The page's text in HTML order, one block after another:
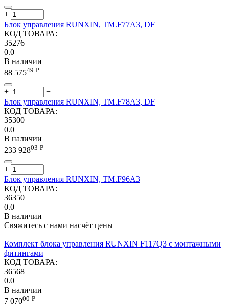
+
−
Блок управления RUNXIN, ТМ.F77А3, DF
КОД ТОВАРА:
35276
0.0
В наличии
88 57549 Р
+
−
Блок управления RUNXIN, ТМ.F78A3, DF
КОД ТОВАРА:
35300
0.0
В наличии
233 92803 Р
+
−
Блок управления RUNXIN, ТМ.F96A3
КОД ТОВАРА:
36350
0.0
В наличии
Свяжитесь с нами насчёт цены
Комплект блока управления RUNXIN F117Q3 с монтажными
фитингами
КОД ТОВАРА:
36568
0.0
В наличии
7 07000 Р